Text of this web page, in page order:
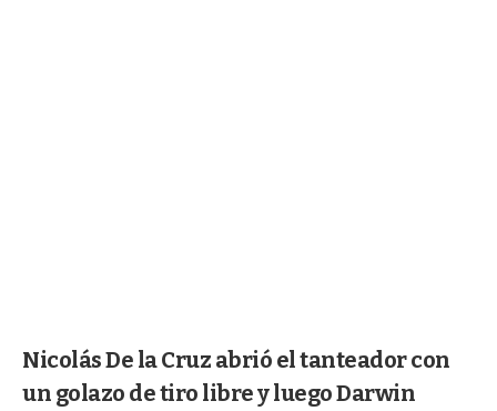
Nicolás De la Cruz abrió el tanteador con
un golazo de tiro libre y luego Darwin